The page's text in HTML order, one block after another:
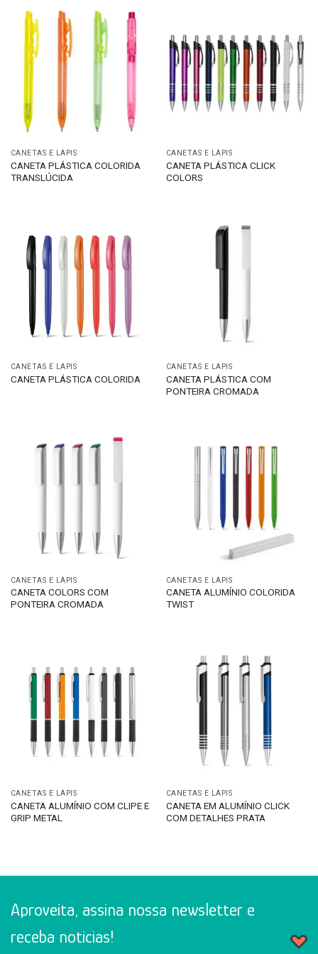
CANETAS E LÁPIS
CANETA PLÁSTICA COLORIDA
TRANSLÚCIDA
CANETAS E LÁPIS
CANETA PLÁSTICA CLICK
COLORS
CANETAS E LÁPIS
CANETA PLÁSTICA COLORIDA
CANETAS E LÁPIS
CANETA PLÁSTICA COM
PONTEIRA CROMADA
CANETAS E LÁPIS
CANETA COLORS COM
PONTEIRA CROMADA
CANETAS E LÁPIS
CANETA ALUMÍNIO COLORIDA
TWIST
CANETAS E LÁPIS
CANETA ALUMÍNIO COM CLIPE E
GRIP METAL
CANETAS E LÁPIS
CANETA EM ALUMÍNIO CLICK
COM DETALHES PRATA
Aproveita, assina nossa newsletter e
receba noticias!